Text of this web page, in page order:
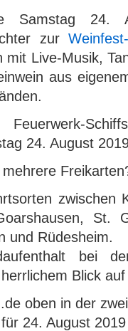
Samstag
zur
mit Live-Musik,
aus
24. August
zwischen
St.
und Rüdesheim.
bei
Blick
oben in der
24. August